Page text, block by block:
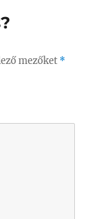
mezőket *